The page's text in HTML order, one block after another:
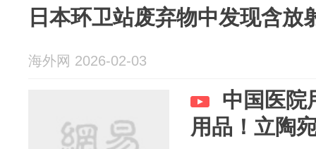
日本环卫站废弃物中发现含放
海外网 2026-02-03
中国医院
用品！立陶